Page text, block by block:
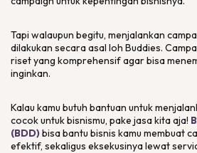
Tapi walaupun begitu, menjalankan
dilakukan secara asal loh Buddies.
riset yang komprehensif agar bisa
inginkan.
Kalau kamu butuh bantuan untuk
cocok untuk bisnismu, pake jasa kita aja!
(BDD)bisa bantu bisnis kamu membuat
efektif, sekaligus eksekusinya lewat